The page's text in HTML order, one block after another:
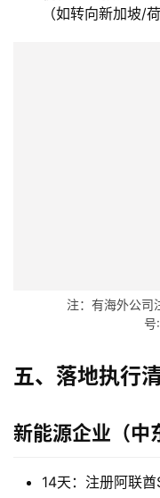
（如转向新加坡/荷
注：有海外公司
号
五、落地执行
新能源企业（中
14天：注册阿联酋